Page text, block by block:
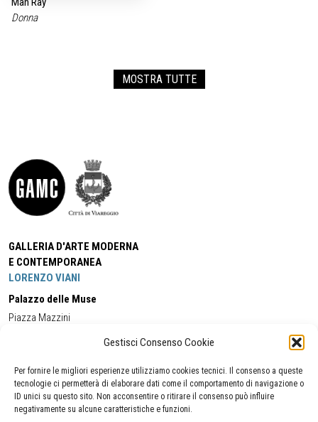
Gestisci Consenso Cookie
Per fornire le migliori esperienze utilizziamo cookies tecnici. Il consenso a queste
tecnologie ci permetterà di elaborare dati come il comportamento di navigazione o
ID unici su questo sito. Non acconsentire o ritirare il consenso può influire
negativamente su alcune caratteristiche e funzioni.
Donna
MOSTRA TUTTE
GALLERIA D'ARTE MODERNA
E CONTEMPORANEA
LORENZO VIANI
Palazzo delle Muse
Piazza Mazzini
Cell:+39 338 5714978 (orario apertura Galleria)
Tel:
+39 0584 944580
(orario 09.00/13.00)
Email:gamc@comune.viareggio.lu.it